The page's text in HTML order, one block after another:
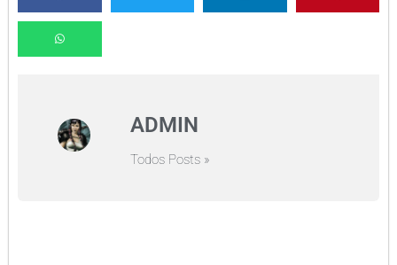
ADMIN
Todos Posts »